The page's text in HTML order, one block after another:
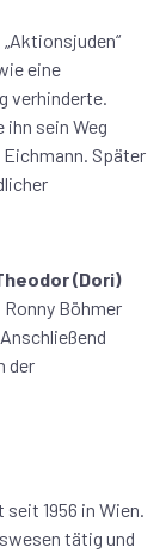
eine
verhinderte.
sein Weg
Später
(Dori)
Böhmer
der
1956 in Wien.
tätig und